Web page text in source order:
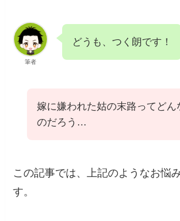
筆者
どうも、つく朗です！
嫁に嫌われた姑の末路ってどん
のだろう…
この記事では、上記のようなお悩
す。